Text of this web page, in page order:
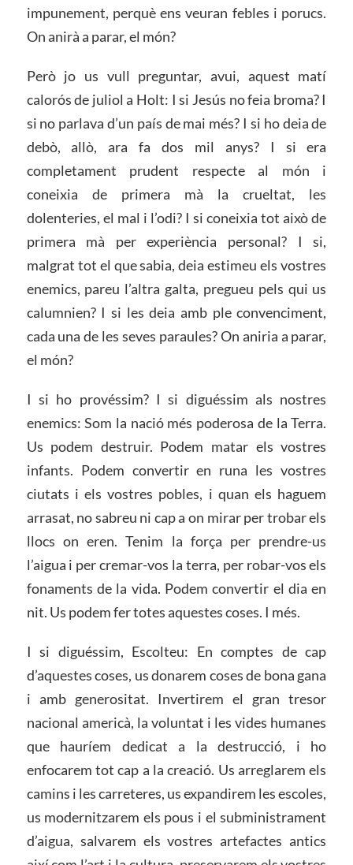
impunement, perquè ens veuran febles i porucs.
On anirà a parar, el món?
Però jo us vull preguntar, avui, aquest matí
calorós de juliol a Holt: I si Jesús no feia broma? I
si no parlava d’un país de mai més? I si ho deia de
debò, allò, ara fa dos mil anys? I si era
completament prudent respecte al món i
coneixia de primera mà la crueltat, les
dolenteries, el mal i l’odi? I si coneixia tot això de
primera mà per experiència personal? I si,
malgrat tot el que sabia, deia estimeu els vostres
enemics, pareu l’altra galta, pregueu pels qui us
calumnien? I si les deia amb ple convenciment,
cada una de les seves paraules? On aniria a parar,
el món?
I si ho provéssim? I si diguéssim als nostres
enemics: Som la nació més poderosa de la Terra.
Us podem destruir. Podem matar els vostres
infants. Podem convertir en runa les vostres
ciutats i els vostres pobles, i quan els haguem
arrasat, no sabreu ni cap a on mirar per trobar els
llocs on eren. Tenim la força per prendre-us
l’aigua i per cremar-vos la terra, per robar-vos els
fonaments de la vida. Podem convertir el dia en
nit. Us podem fer totes aquestes coses. I més.
I si diguéssim, Escolteu: En comptes de cap
d’aquestes coses, us donarem coses de bona gana
i amb generositat. Invertirem el gran tresor
nacional americà, la voluntat i les vides humanes
que hauríem dedicat a la destrucció, i ho
enfocarem tot cap a la creació. Us arreglarem els
camins i les carreteres, us expandirem les escoles,
us modernitzarem els pous i el subministrament
d’aigua, salvarem els vostres artefactes antics